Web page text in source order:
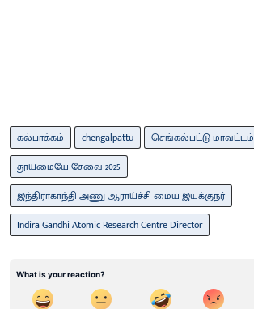
கல்பாக்கம் chengalpattu செங்கல்பட்டு மாவட்டம்
தூய்மையே சேவை 2025
இந்திராகாந்தி அணு ஆராய்ச்சி மைய இயக்குநர்
Indira Gandhi Atomic Research Centre Director